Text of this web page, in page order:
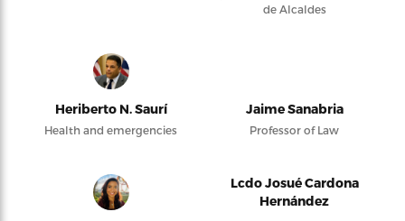
de Alcaldes
Heriberto N. Saurí
Health and emergencies
Jaime Sanabria
Professor of Law
Lcdo Josué Cardona
Hernández